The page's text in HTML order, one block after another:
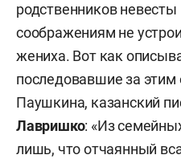
родственников
соображениям не
жениха. Вот как
последовавшие за этим
Паушкина, казанский
Лавришко: «Из
лишь, что отчаянный